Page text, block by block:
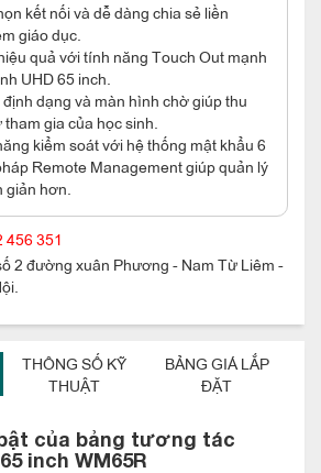
kết nối và dễ dàng chia sẻ liền
giáo dục.
quả với tính năng Touch Out mạnh
UHD 65 inch.
dạng và màn hình chờ giúp thu
gia của học sinh.
kiểm soát với hệ thống mật khẩu 6
Remote Management giúp quản lý
hơn.
456 351
2 đường xuân Phương - Nam Từ Liêm -
THÔNG SỐ KỸ
THUẬT
BẢNG GIÁ LẮP
ĐẶT
của bảng tương tác
inch WM65R